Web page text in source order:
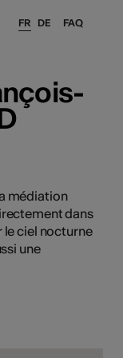
FAQ
FR DE
médiation
dans
ciel nocturne
une